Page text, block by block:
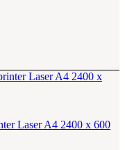
Laser A4 2400 x 600